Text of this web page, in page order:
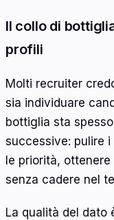
Il collo di
profili
Molti recruiter
sia individuare
bottiglia sta
successive: pulire
le priorità,
senza cadere nel
La qualità del dato